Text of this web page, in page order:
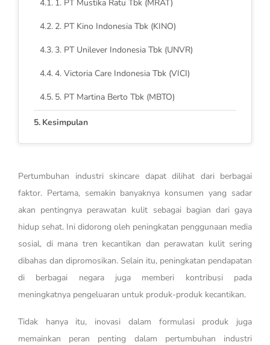
1. PT Mustika Ratu Tbk (MRAT)
2. PT Kino Indonesia Tbk (KINO)
3. PT Unilever Indonesia Tbk (UNVR)
4. Victoria Care Indonesia Tbk (VICI)
5. PT Martina Berto Tbk (MBTO)
Kesimpulan
Pertumbuhan industri skincare dapat dilihat dari berbagai
faktor. Pertama, semakin banyaknya konsumen yang sadar
akan pentingnya perawatan kulit sebagai bagian dari gaya
hidup sehat. Ini didorong oleh peningkatan penggunaan media
sosial, di mana tren kecantikan dan perawatan kulit sering
dibahas dan dipromosikan. Selain itu, peningkatan pendapatan
di berbagai negara juga memberi kontribusi pada
meningkatnya pengeluaran untuk produk-produk kecantikan.
Tidak hanya itu, inovasi dalam formulasi produk juga
memainkan peran penting dalam pertumbuhan industri